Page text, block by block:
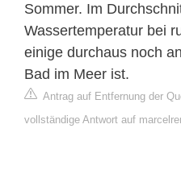
Sommer. Im
Wassertemperatur bei
einige durchaus noch
Bad im Meer ist.
Antrag auf Entfernung der
vollständige Antwort auf